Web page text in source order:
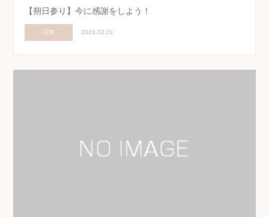
【朔日参り】今に感謝をしよう！
日常 2024.02.01